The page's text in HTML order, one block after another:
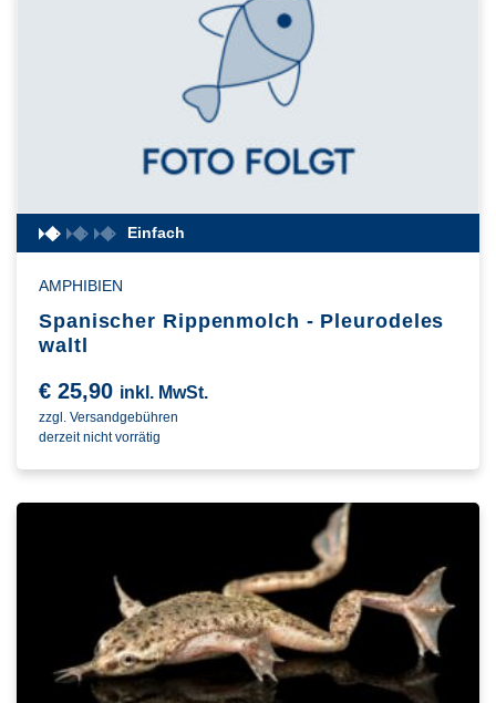
Einfach
AMPHIBIEN
Spanischer Rippenmolch - Pleurodeles
waltl
€ 25,90 inkl. MwSt.
zzgl. Versandgebühren
derzeit nicht vorrätig